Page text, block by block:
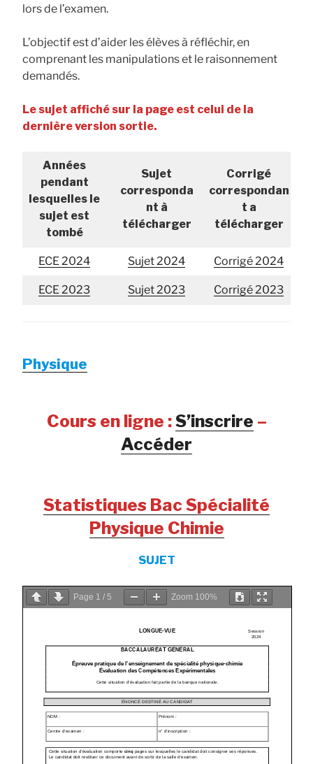
lors de l’examen.
L’objectif est d’aider les élèves à réfléchir, en
comprenant les manipulations et le raisonnement
demandés.
Le sujet affiché sur la page est celui de la
dernière version sortie.
Années
pendant
lesquelles le
sujet est
tombé
Sujet
corresponda
nt à
télécharger
Corrigé
correspondan
t a
télécharger
ECE 2024 Sujet 2024 Corrigé 2024
ECE 2023 Sujet 2023 Corrigé 2023
Physique
Cours en ligne :S’inscrire –
Accéder
Statistiques Bac Spécialité
Physique Chimie
SUJET
Page 1 / 5 Zoom 100%